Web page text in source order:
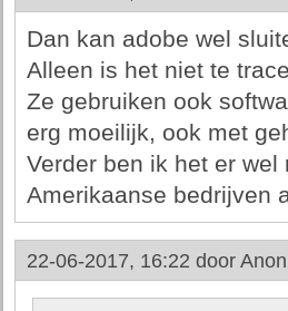
Dan kan adobe wel
Alleen is het niet te
Ze gebruiken ook
erg moeilijk, ook met
Verder ben ik het er
Amerikaanse bedrijven
22-06-2017, 16:22 door